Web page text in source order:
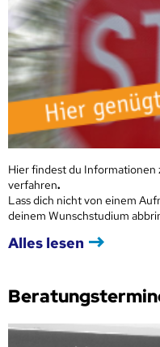
Hier findest du Informationen
verfahren.
Lass dich nicht von einem
deinem Wunschstudium
Alles lesen